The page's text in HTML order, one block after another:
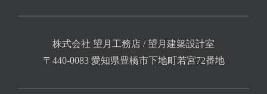
株式会社 望月工務店 / 望月建築設計室
〒440-0083 愛知県豊橋市下地町若宮72番地